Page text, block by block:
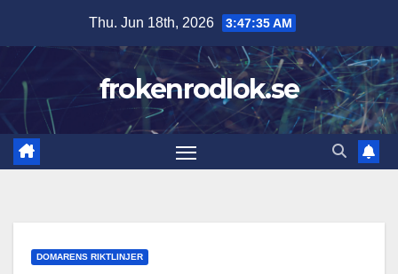
content
Thu. Jun 18th, 2026 3:47:37 AM
frokenrodlok.se
DOMARENS RIKTLINJER